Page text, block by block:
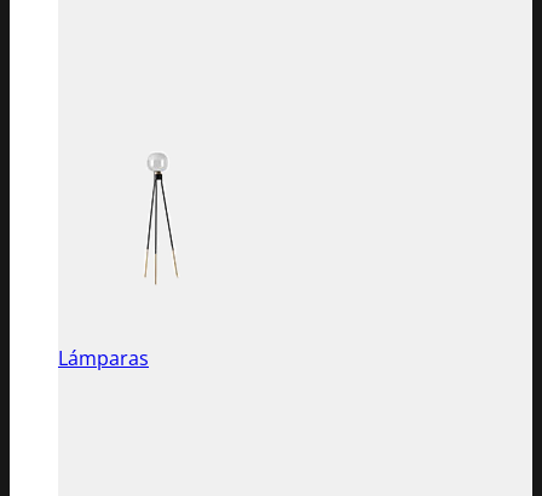
Lámparas